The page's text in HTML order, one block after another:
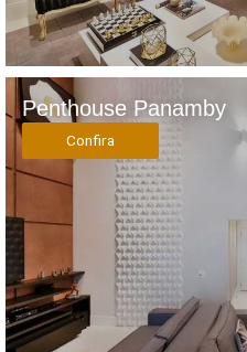
Penthouse Panamby
Confira